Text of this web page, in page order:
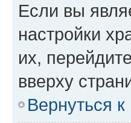
Если вы
настройки
их,
вверху
Вернуться к